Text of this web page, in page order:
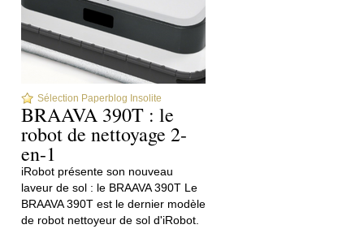
Sélection Paperblog Insolite
BRAAVA 390T : le
robot de nettoyage 2-
en-1
iRobot présente son nouveau
laveur de sol : le BRAAVA 390T Le
BRAAVA 390T est le dernier modèle
de robot nettoyeur de sol d'iRobot.